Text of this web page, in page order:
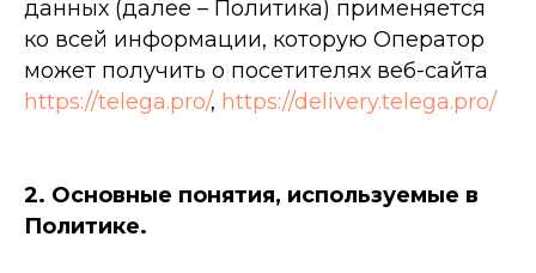
данных (далее – Политика) применяется
ко всей информации, которую Оператор
может получить о посетителях веб-сайта
https://telega.pro/, https://delivery.telega.pro/
2. Основные понятия, используемые в
Политике.